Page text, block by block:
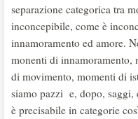
separazione categorica tra
inconcepibile, come è
innamoramento ed amore.
monenti di innamoramento,
di movimento, momenti di
siamo pazzi e, dopo,
è precisabile in categorie